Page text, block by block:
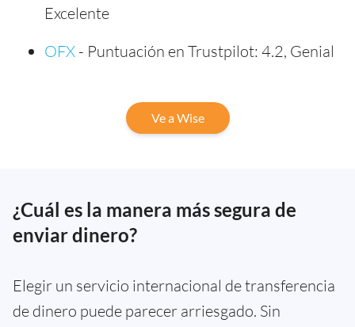
Excelente
OFX - Puntuación en Trustpilot: 4.2, Genial
Ve a Wise
¿Cuál es la manera más segura de
enviar dinero?
Elegir un servicio internacional de transferencia
de dinero puede parecer arriesgado. Sin